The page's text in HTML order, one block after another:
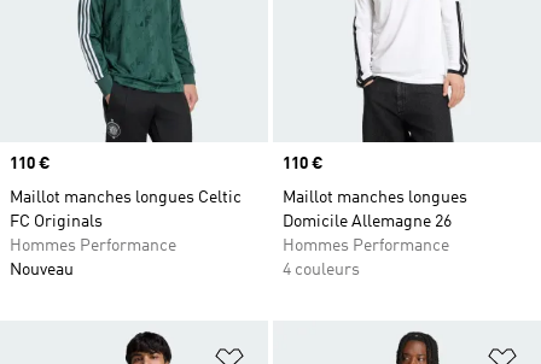
Prix
110 €
Maillot manches longues Celtic
FC Originals
Hommes Performance
Nouveau
Prix
110 €
Maillot manches longues
Domicile Allemagne 26
Hommes Performance
4 couleurs
Ajouter à la Liste de produits